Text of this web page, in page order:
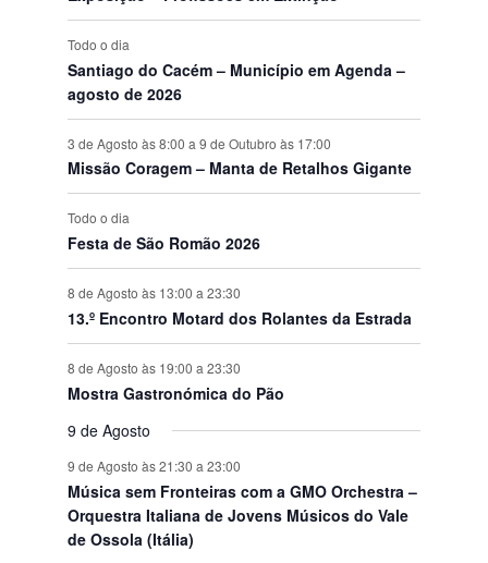
s
Todo o dia
Santiago do Cacém – Município em Agenda –
agosto de 2026
3 de Agosto às 8:00 a 9 de Outubro às 17:00
Missão Coragem – Manta de Retalhos Gigante
Todo o dia
Festa de São Romão 2026
8 de Agosto às 13:00 a 23:30
13.º Encontro Motard dos Rolantes da Estrada
8 de Agosto às 19:00 a 23:30
Mostra Gastronómica do Pão
9 de Agosto
9 de Agosto às 21:30 a 23:00
Música sem Fronteiras com a GMO Orchestra –
Orquestra Italiana de Jovens Músicos do Vale
de Ossola (Itália)